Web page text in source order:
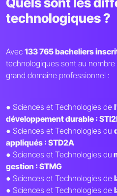
technologiques ?
Avec 133 765 bacheliers
technologiques sont au
grand domaine professionnel :
● Sciences et Technologies de
développement durable :
● Sciences et Technologies du
appliqués : STD2A
● Sciences et Technologies du
gestion : STMG
● Sciences et Technologies de
● Sciences et Technologies de